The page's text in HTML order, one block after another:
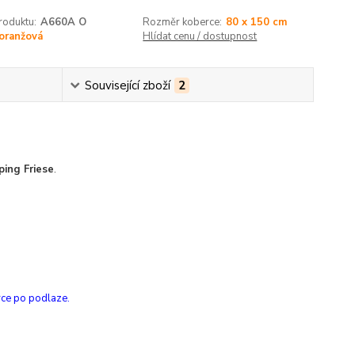
A660A O Rozměr koberce: 80 x 150 cm
Hlídat cenu / dostupnost
Související zboží 2
Friese.
po podlaze.